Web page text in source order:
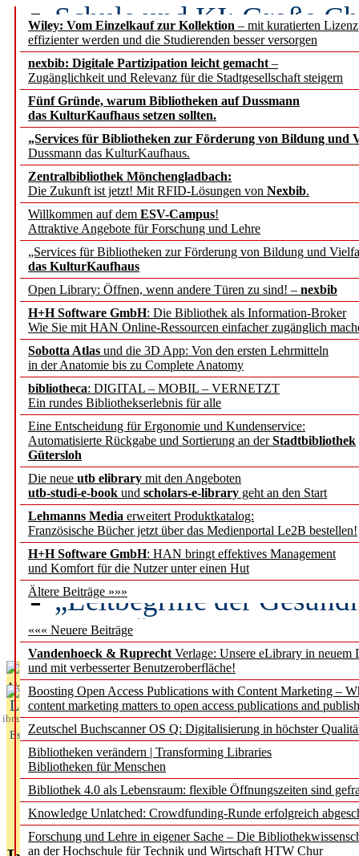
Wiley: Vom Einzelkauf zur Kollektion – mit kuratierten
effizienter werden und die Studierenden besser versorgen
nexbib: Digitale Partizipation leicht gemacht –
Zugänglichkeit und Relevanz für die Stadtgesellschaft steigern
Fünf Gründe, warum Bibliotheken auf Dussmann
das KulturKaufhaus setzen sollten.
„Services für Bibliotheken zur Förderung von Bildung und
Dussmann das KulturKaufhaus.
Zentralbibliothek Mönchengladbach:
Die Zukunft ist jetzt! Mit RFID-Lösungen von Nexbib.
Willkommen auf dem ESV-Campus!
Attraktive Angebote für Forschung und Lehre
„Services für Bibliotheken zur Förderung von Bildung und
das KulturKaufhaus
Open Library: Öffnen, wenn andere Türen zu sind! – nexbib
H+H Software GmbH: Die Bibliothek als Information-Broker
Wie Sie mit HAN Online-Ressourcen einfacher zugänglich
Sobotta Atlas und die 3D App: Von den ersten Lehrmitteln
in der Anatomie bis zu Complete Anatomy
bibliotheca: DIGITAL – MOBIL – VERNETZT
Ein rundes Bibliothekserlebnis für alle
Eine Entscheidung für Ergonomie und Kundenservice:
Automatisierte Rückgabe und Sortierung an derStadtbibliothek
Gütersloh
Die neue utb elibrary mit den Angeboten
utb-studi-e-book und scholars-e-library geht an den Start
Lehmanns Media erweitert Produktkatalog:
Französische Bücher jetzt über das Medienportal Le2B bestellen!
H+H Software GmbH: HAN bringt effektives Management
und Komfort für die Nutzer unter einen Hut
Ältere Beiträge »»»
««« Neuere Beiträge
Vandenhoeck & Ruprecht Verlage: Unsere eLibrary in neuem
und mit verbesserter Benutzeroberfläche!
Boosting Open Access Publications with Content Marketing –
content marketing matters to open access publications and
Zeutschel Buchscanner OS Q: Digitalisierung in höchster
Bibliotheken verändern | Transforming Libraries
Bibliotheken für Menschen
Bibliothek 4.0 als Lebensraum: flexible Öffnungszeiten sind
Knowledge Unlatched: Crowdfunding-Runde erfolgreich
Forschung und Lehre in eigener Sache – Die
an der Hochschule für Technik und Wirtschaft HTW Chur
Schule und KI: Große
Voraussetzungen
Erfolgreiches erstes
Segment Research –
angepasst
konstruktiv!
Mohr Siebeck
und die Zeitschrift für
Francke Attempto
EBSCO Information
Recherchefunktionen in
Sorbisches Institut neu
Geschichte und
Künstliche Intelligenz
besser zu verstehen
„Leitbegriffe der
des BIÖG erscheinen
Aktuelles aus
L
ibrary
Essentials